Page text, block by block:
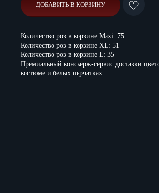
ДОБАВИТЬ В КОРЗИНУ
Количество роз в корзине Maxi: 75
Количество роз в корзине XL: 51
Количество роз в корзине L: 35
Премиальный консьерж-сервис доставки
костюме и белых перчатках